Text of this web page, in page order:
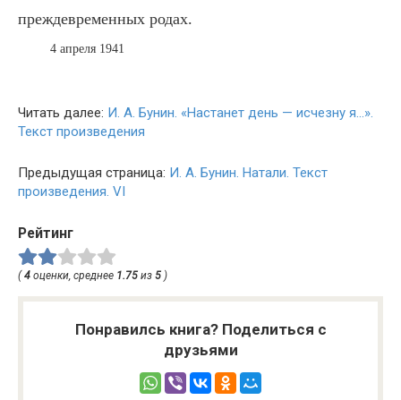
преждевременных родах.
4 апреля 1941
Читать далее: И. А. Бунин. «Настанет день — исчезну я…».
Текст произведения
Предыдущая страница: И. А. Бунин. Натали. Текст
произведения. VI
Рейтинг
(4 оценки, среднее 1.75 из 5 )
Понравилсь книга? Поделиться с
друзьями